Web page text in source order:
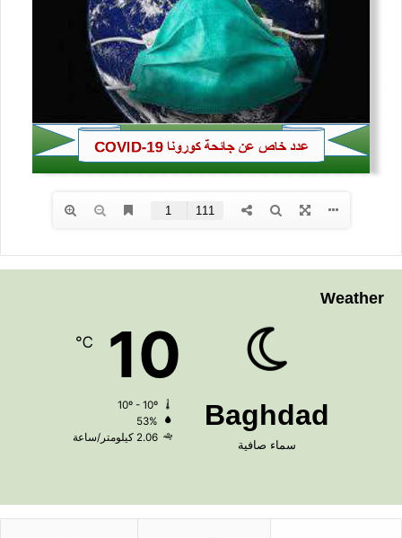
Weather
Baghdad
سماء صافية
10
℃
53%
2.06 كيلومتر/ساعة